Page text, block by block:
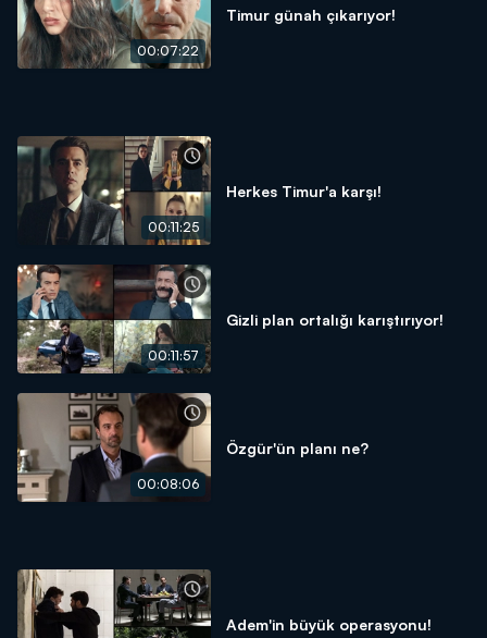
00:07:22
Timur günah çıkarıyor!
00:11:25
Herkes Timur'a karşı!
00:11:57
Gizli plan ortalığı karıştırıyor!
00:08:06
Özgür'ün planı ne?
Adem'in büyük operasyonu!